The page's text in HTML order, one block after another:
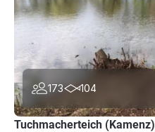
173 104
Tuchmacherteich (Kamenz)